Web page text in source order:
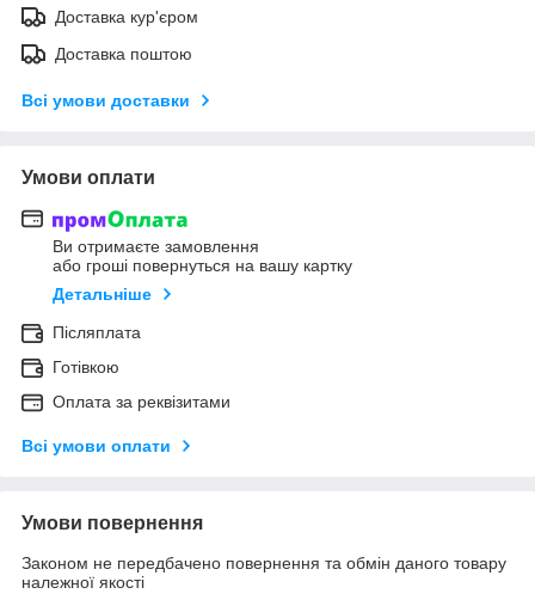
Доставка кур'єром
Доставка поштою
Всі умови доставки
Умови оплати
Ви отримаєте замовлення
або гроші повернуться на вашу картку
Детальніше
Післяплата
Готівкою
Оплата за реквізитами
Всі умови оплати
Умови повернення
Законом не передбачено повернення та обмін даного товару
належної якості